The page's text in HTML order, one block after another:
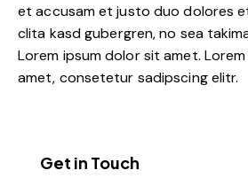
et accusam et justo duo dolores
clita kasd gubergren, no sea
Lorem ipsum dolor sit amet.
amet, consetetur sadipscing elitr.
Get in Touch